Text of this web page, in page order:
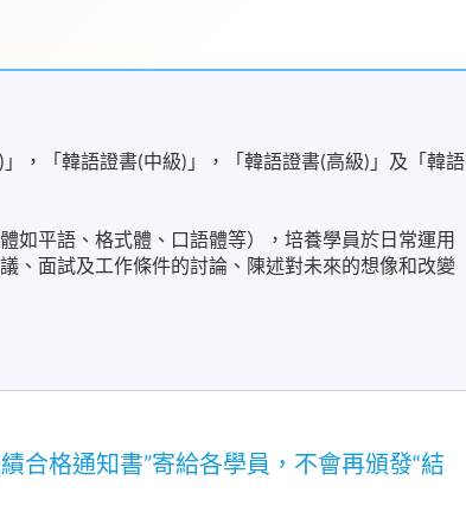
，「韓語證書(中級)」，「韓語證書(高級)」及「韓語
如平語、格式體、口語體等），培養學員於日常運用
、面試及工作條件的討論、陳述對未來的想像和改變
合格通知書”寄給各學員，不會再頒發“結